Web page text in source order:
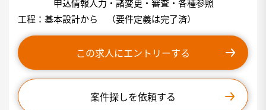
申込情報入力・諸変更・審査・各種参照
工程：基本設計から （要件定義は完了済）
この求人にエントリーする
案件探しを依頼する